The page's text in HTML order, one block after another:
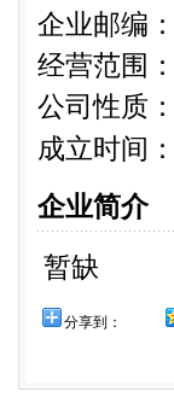
企业邮编
经营范围：
公司性质：
成立时间：
企业简介
暂缺
分享到：